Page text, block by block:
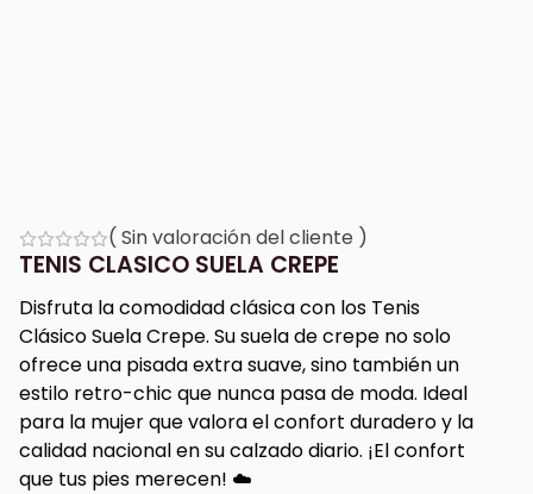
( Sin valoración del cliente )
TENIS CLASICO SUELA CREPE
Disfruta la comodidad clásica con los Tenis
Clásico Suela Crepe. Su suela de crepe no solo
ofrece una pisada extra suave, sino también un
estilo retro-chic que nunca pasa de moda. Ideal
para la mujer que valora el confort duradero y la
calidad nacional en su calzado diario. ¡El confort
que tus pies merecen! ☁️